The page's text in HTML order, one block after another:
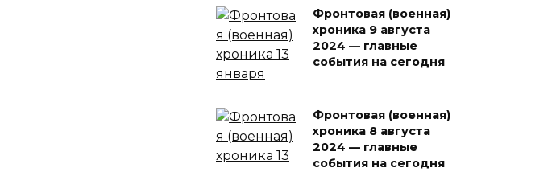
Фронтовая (военная)
хроника 9 августа
2024 — главные
события на сегодня
Фронтовая (военная)
хроника 8 августа
2024 — главные
события на сегодня